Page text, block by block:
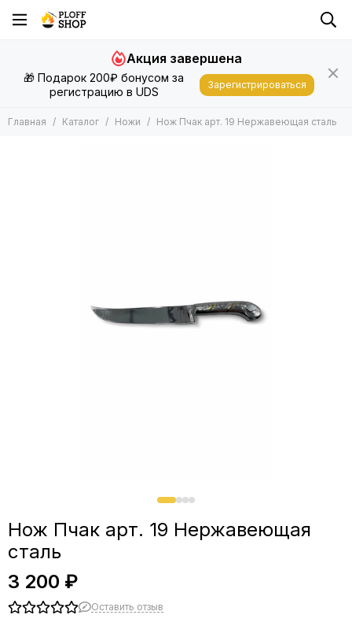
Ножи
Узбекские Пчаки
Кизляр
Ножи из Дамаска
🎁 Подарок 200₽ бонусом за
регистрацию в UDS
Акция завершена
Зарегистрироваться
Главная Каталог Ножи Нож Пчак арт. 19 Нержавеющая сталь
Нож Пчак арт. 19 Нержавеющая
сталь
3 200 ₽
Оставить отзыв